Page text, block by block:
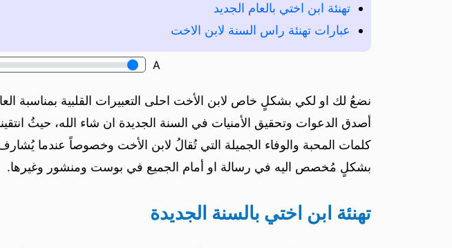
تهنئة ابن اختي بالعام الجديد
عبارات تهنئة راس السنة لابن الاخت
A
نضعُ لك او لكي بشكلٍ خاص لابن الأخت احلى التعبيرات القلبية بمناسبة
أصدق الدعوات وتحقيق الأمنيات في السنة الجديدة ان شاء الله، حيثُ
كلمات المحبة والوفاء الجميلة التي تُقالُ لابن الأخت وخصوصاً عندما
بشكلٍ مُخصص اليه في رسالة او أمام الجميع في بوست ومنشور وغيرها.
تهنئة ابن اختي بالسنة الجديدة